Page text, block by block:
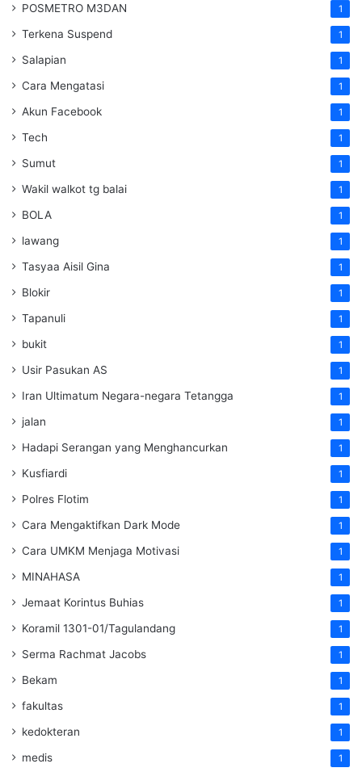
POSMETRO M3DAN 1
Terkena Suspend 1
Salapian 1
Cara Mengatasi 1
Akun Facebook 1
Tech 1
Sumut 1
Wakil walkot tg balai 1
BOLA 1
lawang 1
Tasyaa Aisil Gina 1
Blokir 1
Tapanuli 1
bukit 1
Usir Pasukan AS 1
Iran Ultimatum Negara-negara Tetangga 1
jalan 1
Hadapi Serangan yang Menghancurkan 1
Kusfiardi 1
Polres Flotim 1
Cara Mengaktifkan Dark Mode 1
Cara UMKM Menjaga Motivasi 1
MINAHASA 1
Jemaat Korintus Buhias 1
Koramil 1301-01/Tagulandang 1
Serma Rachmat Jacobs 1
Bekam 1
fakultas 1
kedokteran 1
medis 1